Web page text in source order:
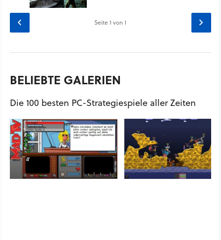
Seite1 von 1
BELIEBTE GALERIEN
Die 100 besten PC-Strategiespiele aller Zeiten